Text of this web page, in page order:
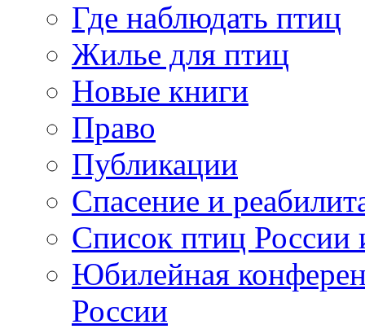
Где наблюдать птиц
Жилье для птиц
Новые книги
Право
Публикации
Спасение и
Список птиц России
Юбилейная
России